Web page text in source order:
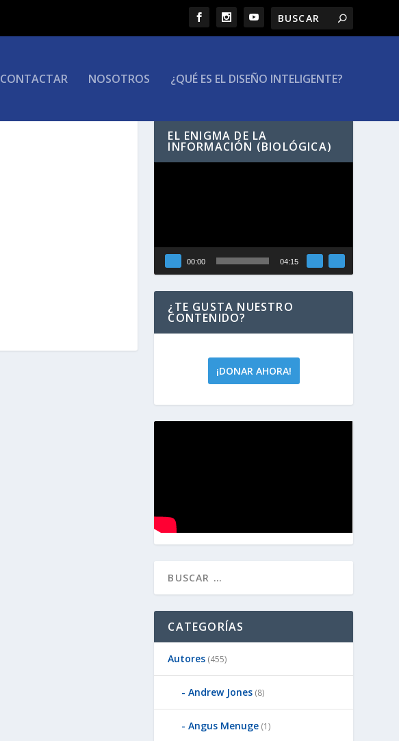
CONTACTAR NOSOTROS ¿QUÉ ES EL DISEÑO INTELIGENTE?
EL ENIGMA DE LA
INFORMACIÓN (BIOLÓGICA)
00:00 04:15
¿TE GUSTA NUESTRO
CONTENIDO?
¡DONAR AHORA!
CATEGORÍAS
Autores (455)
Andrew Jones (8)
Angus Menuge (1)